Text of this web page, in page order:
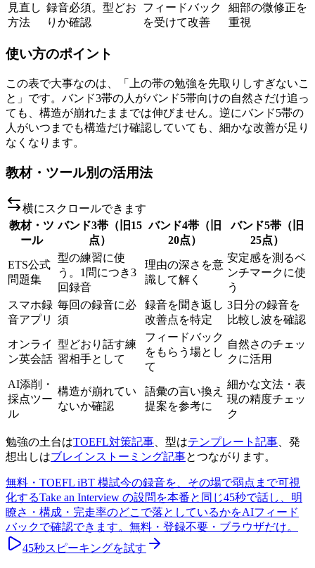
見直し
方法
録音必須。型どお
りか確認
フィードバック
を受けて改善
細部の微修正を
重視
使い方のポイント
この表で大事なのは、「上の帯の勉強を先取りしすぎないこ
と」です。バンド3帯の人がバンド5帯向けの自然さだけ追っ
ても、構造が崩れたままでは伸びません。逆にバンド5帯の
人がいつまでも構造だけ確認していても、細かな改善が足り
なくなります。
教材・ツール別の活用法
横にスクロールできます
教材・ツ
ール
バンド3帯（旧15
点）
バンド4帯（旧
20点）
バンド5帯（旧
25点）
ETS公式
問題集
型の練習に使
う。1問につき3
回録音
理由の深さを意
識して解く
安定感を測るベ
ンチマークに使
う
スマホ録
音アプリ
毎回の録音に必
須
録音を聞き返し
改善点を特定
3日分の録音を
比較し波を確認
オンライ
ン英会話
型どおり話す練
習相手として
フィードバック
をもらう場とし
て
自然さのチェッ
クに活用
AI添削・
採点ツー
ル
構造が崩れてい
ないか確認
語彙の言い換え
提案を参考に
細かな文法・表
現の精度チェッ
ク
勉強の土台はTOEFL対策記事 、型はテンプレート記事 、発
想出しはブレインストーミング記事とつながります。
無料・TOEFL iBT 模試今の録音を、その場で弱点まで可視
化するTake an Interview の設問を本番と同じ45秒で話し、明
瞭さ・構成・完走率のどこで落としているかをAIフィード
バックで確認できます。無料・登録不要・ブラウザだけ。
45秒スピーキングを試す